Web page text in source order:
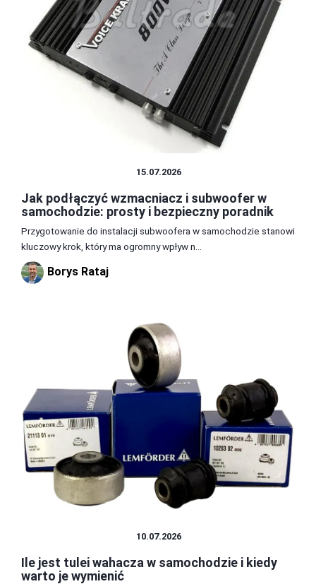
15.07.2026
Jak podłączyć wzmacniacz i subwoofer w
samochodzie: prosty i bezpieczny poradnik
Przygotowanie do instalacji subwoofera w samochodzie stanowi
kluczowy krok, który ma ogromny wpływ n...
Borys Rataj
10.07.2026
Ile jest tulei wahacza w samochodzie i kiedy
warto je wymienić